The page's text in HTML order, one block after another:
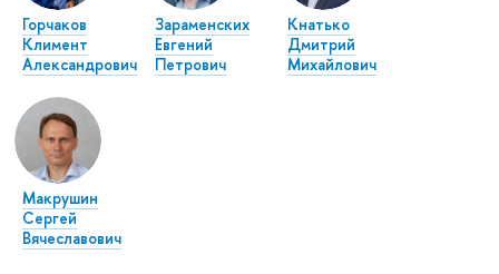
Горчаков
Климент
Александрович
Зараменских
Евгений
Петрович
Кнатько
Дмитрий
Михайлович
Макрушин
Сергей
Вячеславович